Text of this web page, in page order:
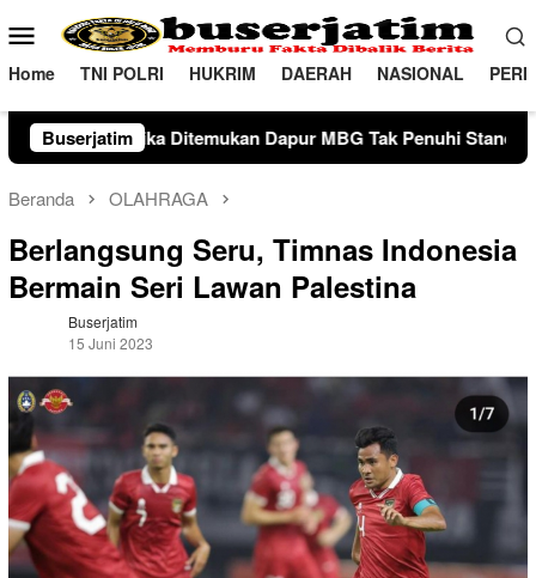
ke
konten
Menu
Mobile
Home TNI POLRI HUKRIM DAERAH NASIONAL
Buserjatim
MBG Tak Penuhi Standar di kabupaten Pinrang Plt
Beranda OLAHRAGA
Berlangsung Seru, Timnas Indonesia
Bermain Seri Lawan Palestina
Buserjatim
15 Juni 2023